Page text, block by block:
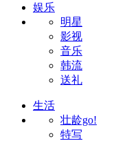
娱乐
明星
影视
音乐
韩流
送礼
生活
壮龄go!
特写